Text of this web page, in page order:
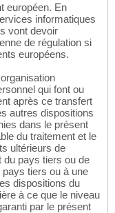
européen. En
informatiques
vont devoir
de régulation si
européens.
qui font ou
après ce transfert
autres dispositions
dans le présent
du traitement et le
ultérieurs de
du pays tiers ou de
tiers ou à une
dispositions du
à ce que le niveau
par le présent